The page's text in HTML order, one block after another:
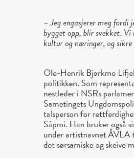
– Jeg engasjerer meg fordi
bygget opp, blir svekket.
kultur og næringer, og
Ole-Henrik Bjørkmo
politikken. Som
nestleder i NSRs
Sametingets
talsperson for
Sápmi. Han bruker også
under artistnavnet ÅVLA
det sørsamiske og skeive